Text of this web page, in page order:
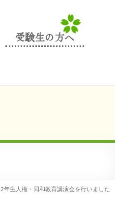
受験生の方へ
2年生人権・同和教育講演会を行いました